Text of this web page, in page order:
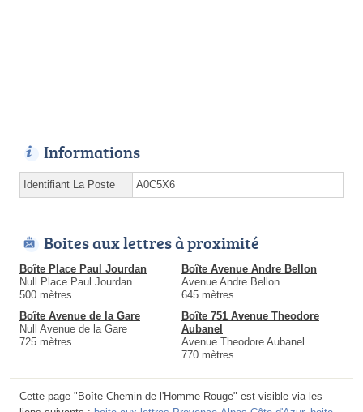
Informations
Identifiant La Poste A0C5X6
Boites aux lettres à proximité
Boîte Place Paul Jourdan
Null Place Paul Jourdan
500 mètres
Boîte Avenue Andre Bellon
Avenue Andre Bellon
645 mètres
Boîte Avenue de la Gare
Null Avenue de la Gare
725 mètres
Boîte 751 Avenue Theodore
Aubanel
Avenue Theodore Aubanel
770 mètres
Cette page "Boîte Chemin de l'Homme Rouge" est visible via les